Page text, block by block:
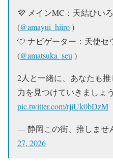
💜 メインMC：天結ひいろ
(@amayui_hiiro)
🩵 ナビゲーター：天使セ
(@amatsuka_seu )
2人と一緒に、あなたも
力を見つけていきましょ
pic.twitter.com/rjiUk0bDzM
— 静岡この街、推しませ
27, 2026